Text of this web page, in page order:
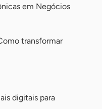
em Negócios
transformar
digitais para